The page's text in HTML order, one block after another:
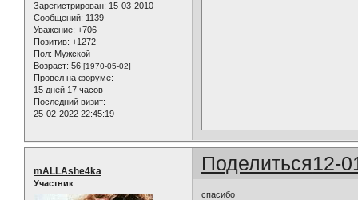
Зарегистрирован: 15-03-2010
Сообщений: 1139
Уважение: +706
Позитив: +1272
Пол: Мужской
Возраст: 56 [1970-05-02]
Провел на форуме:
15 дней 17 часов
Последний визит:
25-02-2022 22:45:19
Поделиться12-
mALLAshe4ka
Участник
спасибо